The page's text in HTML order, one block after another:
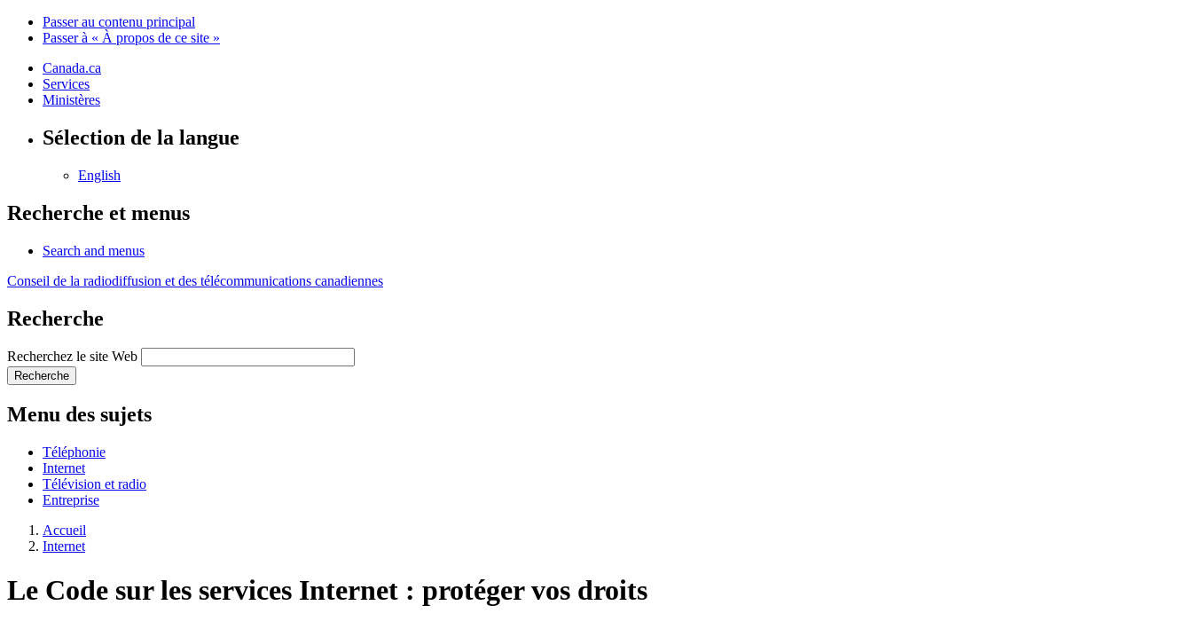
Passer au contenu principal
Passer à « À propos de ce site »
Canada.ca
Services
Ministères
Sélection de la langue
English
Recherche et menus
Search and menus
Conseil de la radiodiffusion et des télécommunications canadiennes
Recherche
Recherchez le site Web
Recherche
Menu des sujets
Téléphonie
Internet
Télévision et radio
Entreprise
Accueil
Internet
Le Code sur les services Internet : protéger vos droits